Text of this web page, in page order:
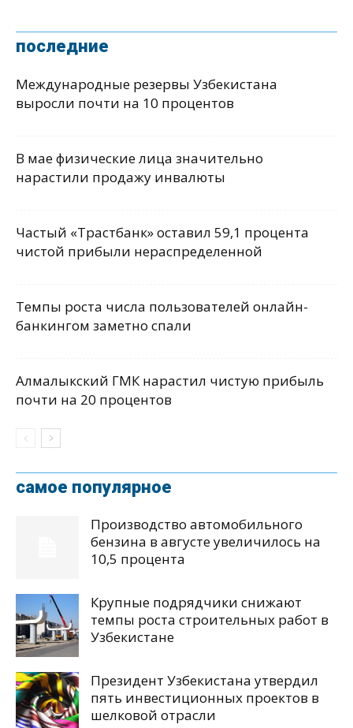
последние
Международные резервы Узбекистана
выросли почти на 10 процентов
В мае физические лица значительно
нарастили продажу инвалюты
Частый «Трастбанк» оставил 59,1 процента
чистой прибыли нераспределенной
Темпы роста числа пользователей онлайн-
банкингом заметно спали
Алмалыкский ГМК нарастил чистую прибыль
почти на 20 процентов
самое популярное
Производство автомобильного
бензина в августе увеличилось на
10,5 процента
Крупные подрядчики снижают
темпы роста строительных работ в
Узбекистане
Президент Узбекистана утвердил
пять инвестиционных проектов в
шелковой отрасли